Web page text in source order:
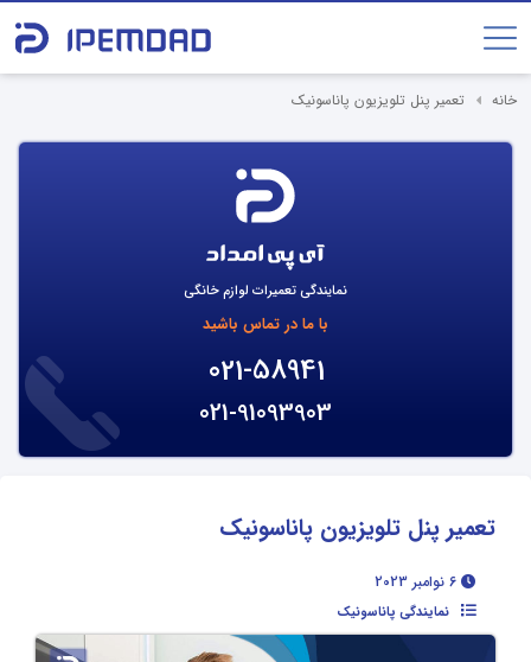
خانه تعمیر پنل تلویزیون پاناسونیک
نمایندگی تعمیرات لوازم خانگی
با ما در تماس باشید
021-58941
021-91093903
تعمیر پنل تلویزیون پاناسونیک
نمایندگی پاناسونیک